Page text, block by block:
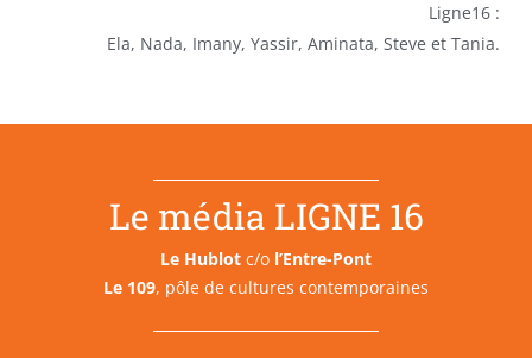
Ligne16 :
Ela, Nada, Imany, Yassir, Aminata, Steve et Tania.
Le média LIGNE 16
Le Hublot c/o l’Entre-Pont
Le 109, pôle de cultures contemporaines